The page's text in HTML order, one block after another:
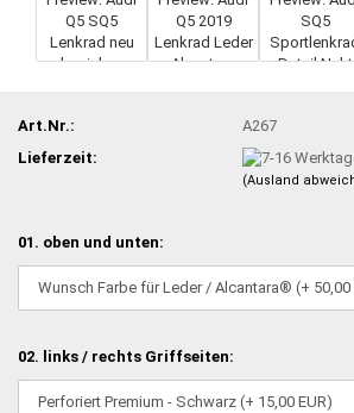
Art.Nr.:
A267
Lieferzeit:
(Ausland
01. oben und unten:
02. links / rechts Griffseiten: